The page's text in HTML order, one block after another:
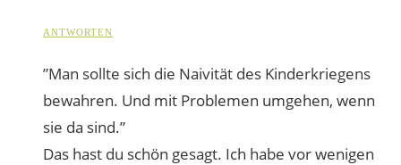
ANTWORTEN
”Man sollte sich die Naivität des Kinderkriegens
bewahren. Und mit Problemen umgehen, wenn
sie da sind.”
Das hast du schön gesagt. Ich habe vor wenigen